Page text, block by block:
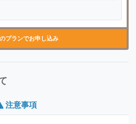
プランでお申し込み
注意事項